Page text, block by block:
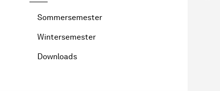
Sommersemester
Wintersemester
Downloads